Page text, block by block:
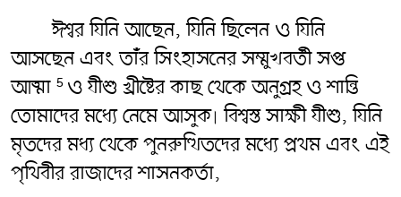
ঈশ্বর যিনি আছেন, যিনি ছিলেন ও যিনি
আসছেন এবং তাঁর সিংহাসনের সম্মুখবর্তী সপ্ত
আত্মা 5 ও যীশু খ্রীষ্টের কাছ থেকে অনুগ্রহ ও শান্তি
তোমাদের মধ্যে নেমে আসুক৷ বিশ্বস্ত সাক্ষী যীশু, যিনি
মৃতদের মধ্য থেকে পুনরুত্থিতদের মধ্যে প্রথম এবং এই
পৃথিবীর রাজাদের শাসনকর্তা,